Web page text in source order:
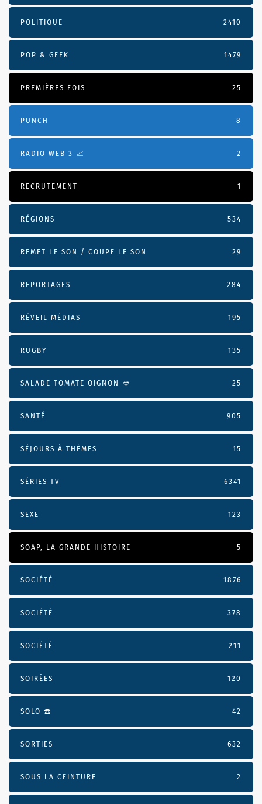
POLITIQUE 2410
POP & GEEK 1479
PREMIÈRES FOIS 25
PUNCH 8
RADIO WEB 3 📈 2
RECRUTEMENT 1
RÉGIONS 534
REMET LE SON / COUPE LE SON 29
REPORTAGES 284
RÉVEIL MÉDIAS 195
RUGBY 135
SALADE TOMATE OIGNON 🥙 25
SANTÉ 905
SÉJOURS À THÈMES 15
SÉRIES TV 6341
SEXE 123
SOAP, LA GRANDE HISTOIRE 5
SOCIÉTÉ 1876
SOCIÉTÉ 378
SOCIÉTÉ 211
SOIRÉES 120
SOLO ☎️ 42
SORTIES 632
SOUS LA CEINTURE 2